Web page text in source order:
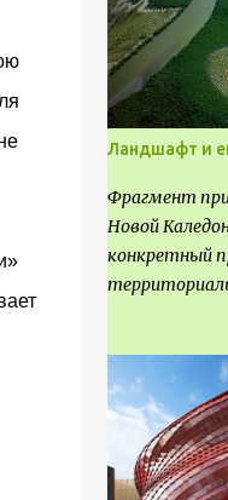
Ландшафт и
Фрагмент
Новой
конкретный
карте и
Различают
ландшафта,
друг от
но и видом